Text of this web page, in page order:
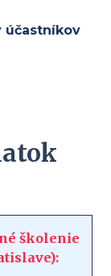
účastníkov
školenie